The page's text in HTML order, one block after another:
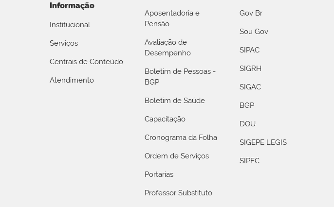
Informação
Institucional
Serviços
Centrais de Conteúdo
Atendimento
Aposentadoria e
Pensão
Avaliação de
Desempenho
Boletim de Pessoas -
BGP
Boletim de Saúde
Capacitação
Cronograma da Folha
Ordem de Serviços
Portarias
Professor Substituto
Gov Br
Sou Gov
SIPAC
SIGRH
SIGAC
BGP
DOU
SIGEPE LEGIS
SIPEC